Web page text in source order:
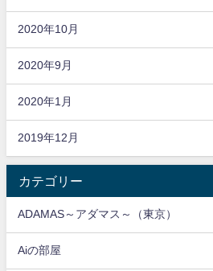
2020年10月
2020年9月
2020年1月
2019年12月
カテゴリー
ADAMAS～アダマス～（東京）
Aiの部屋